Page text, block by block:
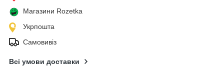
Магазини Rozetka
Укрпошта
Самовивіз
Всі умови доставки